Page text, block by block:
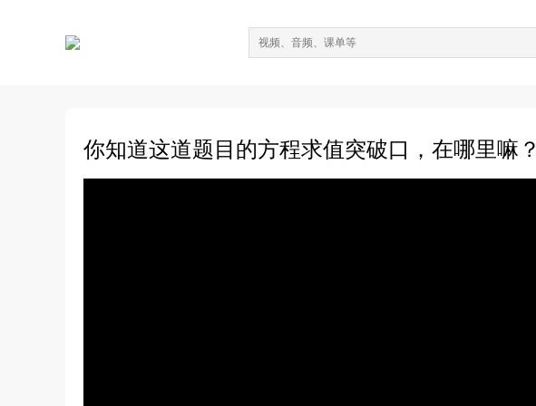
你知道这道题目的方程求值突破口，在哪里嘛？